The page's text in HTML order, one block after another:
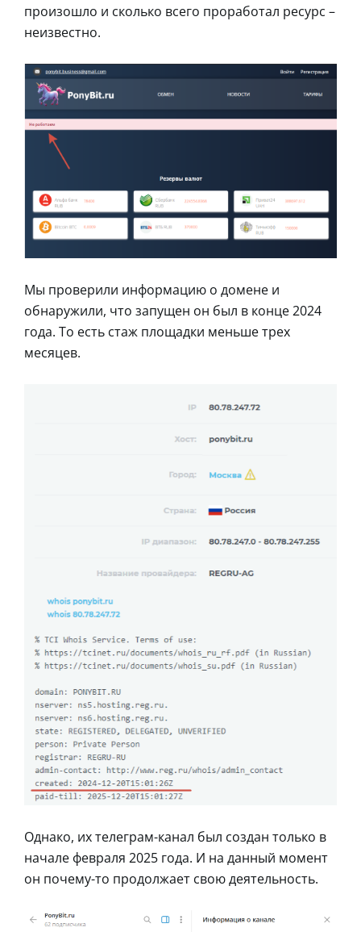
произошло и сколько всего проработал ресурс –
неизвестно.
Мы проверили информацию о домене и
обнаружили, что запущен он был в конце 2024
года. То есть стаж площадки меньше трех
месяцев.
Однако, их телеграм-канал был создан только в
начале февраля 2025 года. И на данный момент
он почему-то продолжает свою деятельность.